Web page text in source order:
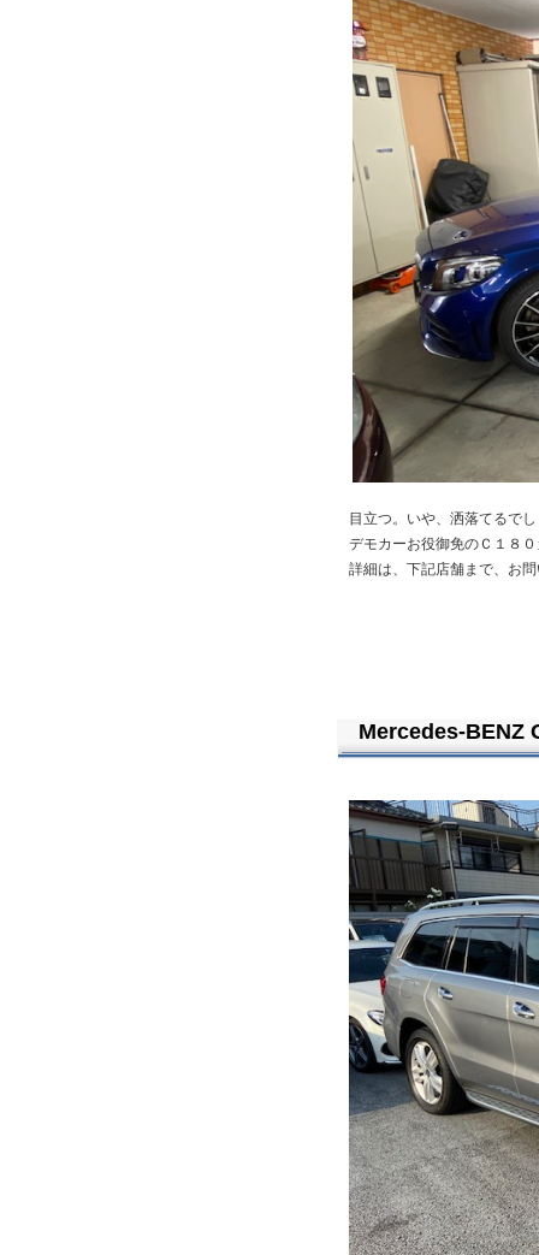
目立つ。いや、洒落てるで
デモカーお役御免のＣ１８
詳細は、下記店舗まで、お
Mercedes-BENZ